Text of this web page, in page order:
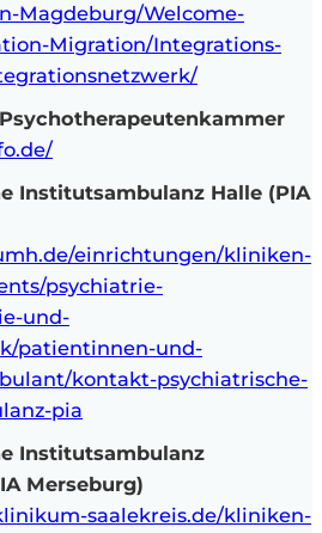
Magdeburg/Welcome-
Migration/Integrations-
Institutsambulanz Halle (PIA
einrichtungen/kliniken-
psychiatrie-
und-
patientinnen-und-
kontakt-psychiatrische-
pia
Institutsambulanz
Merseburg)
saalekreis.de/kliniken-